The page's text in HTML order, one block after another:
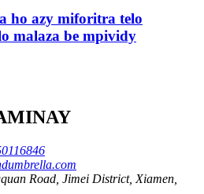
ho azy miforitra telo
malaza be mpividy
Road, Jimei District, Xiamen,